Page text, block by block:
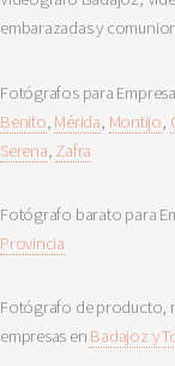
embarazadas y
Fotógrafos para
Benito, Mérida, Montijo,
Serena, Zafra
Fotógrafo barato para
Provincia
Fotógrafo de producto,
empresas en Badajoz y